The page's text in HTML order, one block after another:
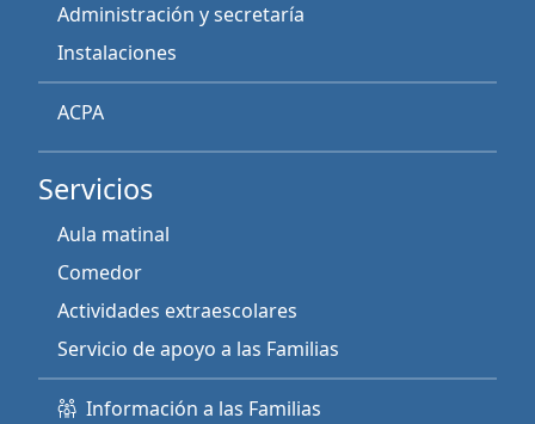
Administración y secretaría
Instalaciones
ACPA
Servicios
Aula matinal
Comedor
Actividades extraescolares
Servicio de apoyo a las Familias
Información a las Familias